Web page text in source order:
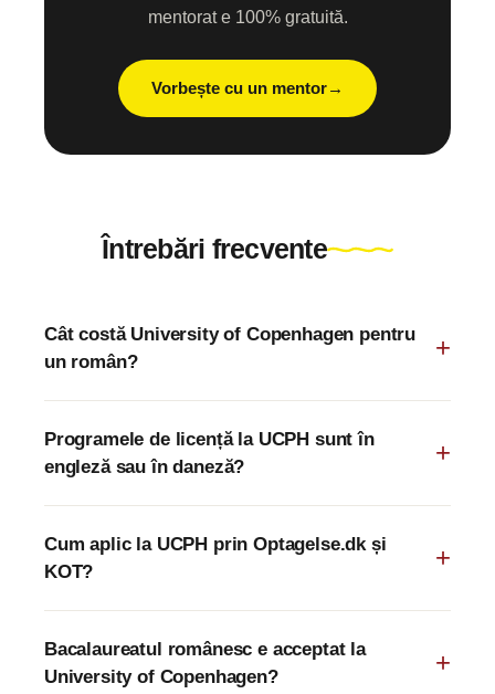
mentorat e 100% gratuită.
Vorbește cu un mentor
Întrebări frecvente
Cât costă University of Copenhagen pentru
un român?
Programele de licență la UCPH sunt în
engleză sau în daneză?
Cum aplic la UCPH prin Optagelse.dk și
KOT?
Bacalaureatul românesc e acceptat la
University of Copenhagen?